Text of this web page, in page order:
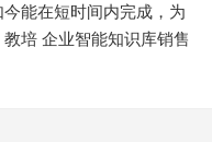
能在短时间内完成，为
培 企业智能知识库销售